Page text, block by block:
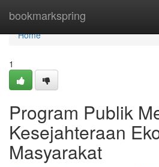
bookmarkspring
Home
Home
1
Program Publik
Kesejahteraan
Masyarakat